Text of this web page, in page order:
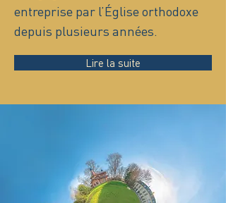
entreprise par l’Église orthodoxe
depuis plusieurs années.
Lire la suite